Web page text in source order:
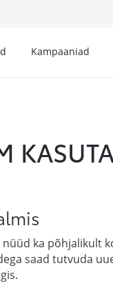
Kampaaniad
ka põhjalikult
saad tutvuda